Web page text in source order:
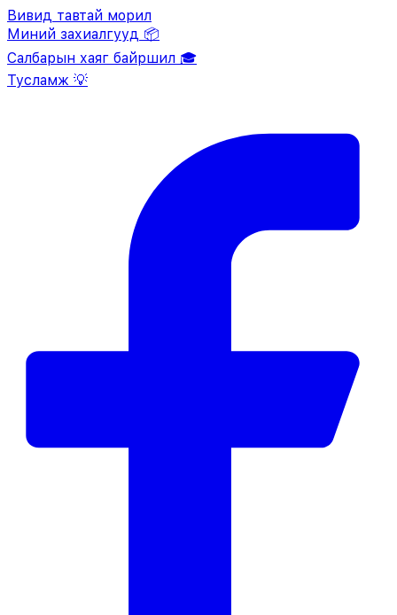
Вивид тавтай морил
Миний захиалгууд 📦
Салбарын хаяг байршил 🎓
Тусламж 💡